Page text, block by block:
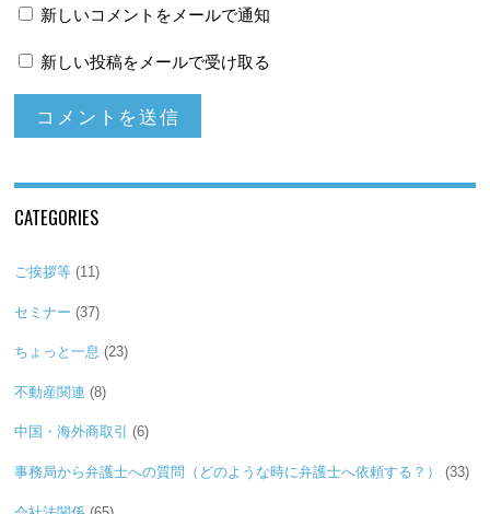
新しいコメントをメールで通知
新しい投稿をメールで受け取る
CATEGORIES
ご挨拶等 (11)
セミナー (37)
ちょっと一息 (23)
不動産関連 (8)
中国・海外商取引 (6)
事務局から弁護士への質問（どのような時に弁護士へ依頼する？） (33)